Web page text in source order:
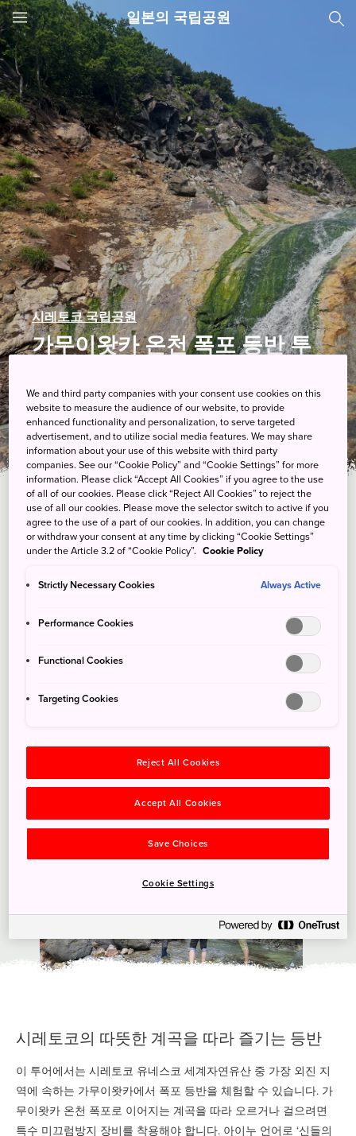
JNTO
MENU
일본의 국립공원
시레토코 국립공원
가무이왓카 온천 폭포 등반 투
시레토코의 따뜻한 계곡을 따라 즐기는 등반
이 투어에서는 시레토코 유네스코 세계자연유산 중 가장 외진 지
역에 속하는 가무이왓카에서 폭포 등반을 체험할 수 있습니다. 가
무이왓카 온천 폭포로 이어지는 계곡을 따라 오르거나 걸으려면
특수 미끄럼방지 장비를 착용해야 합니다. 아이누 언어로 ‘신들의
We and third party companies with your consent use cookies on this
website to measure the audience of our website, to provide
enhanced functionality and personalization, to serve targeted
advertisement, and to utilize social media features. We may share
information about your use of this website with third party
companies. See our “Cookie Policy” and “Cookie Settings” for more
information. Please click “Accept All Cookies” if you agree to the use
of all of our cookies. Please click “Reject All Cookies” to reject the
use of all our cookies. Please move the selector switch to active if you
agree to the use of a part of our cookies. In addition, you can change
or withdraw your consent at any time by clicking “Cookie Settings”
under the Article 3.2 of “Cookie Policy”. Cookie Policy
Strictly Necessary Cookies Always Active
Performance Cookies
Functional Cookies
Targeting Cookies
Reject All Cookies
Accept All Cookies
Save Choices
Cookie Settings